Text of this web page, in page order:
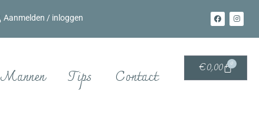
Aanmelden / inloggen
Mannen Tips Contact €0,00 0